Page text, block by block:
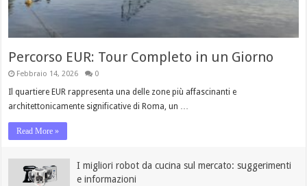
Percorso EUR: Tour Completo in un Giorno
Febbraio 14, 2026 0
Il quartiere EUR rappresenta una delle zone più affascinanti e
architettonicamente significative di Roma, un …
Read More »
I migliori robot da cucina sul mercato: suggerimenti
e informazioni